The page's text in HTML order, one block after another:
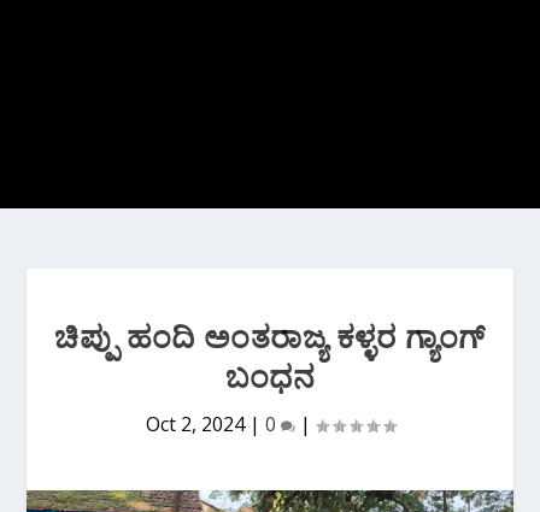
ಚಿಪ್ಪು ಹಂದಿ ಅಂತರಾಜ್ಯ ಕಳ್ಳರ ಗ್ಯಾಂಗ್
ಬಂಧನ
Oct 2, 2024| 0 |